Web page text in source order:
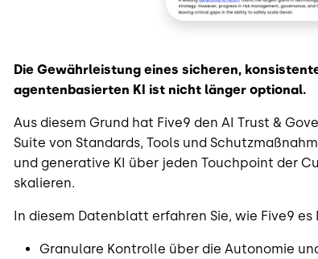
Die Gewährleistung eines sicheren,
agentenbasierten KI ist nicht länger optional.
Aus diesem Grund hat Five9 den AI Trust &
Suite von Standards, Tools und
und generative KI über jeden Touchpoint der
skalieren.
In diesem Datenblatt erfahren Sie, wie Five9
Granulare Kontrolle über die Autonomie